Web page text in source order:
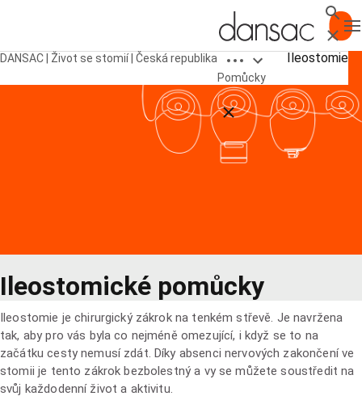
Hledat
Zavřít
DANSAC | Život se stomií | Česká republika Open breadcrumbs
Close breadcrumbs
Pomůcky
Ileostomie
Ileostomické pomůcky
Ileostomie je chirurgický zákrok na tenkém střevě. Je navržena
tak, aby pro vás byla co nejméně omezující, i když se to na
začátku cesty nemusí zdát. Díky absenci nervových zakončení ve
stomii je tento zákrok bezbolestný a vy se můžete soustředit na
svůj každodenní život a aktivitu.